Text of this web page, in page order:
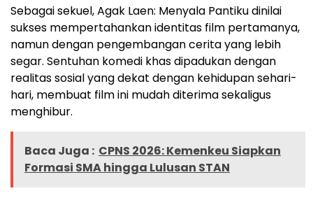
Sebagai sekuel, Agak Laen: Menyala Pantiku dinilai
sukses mempertahankan identitas film pertamanya,
namun dengan pengembangan cerita yang lebih
segar. Sentuhan komedi khas dipadukan dengan
realitas sosial yang dekat dengan kehidupan sehari-
hari, membuat film ini mudah diterima sekaligus
menghibur.
Baca Juga : CPNS 2026: Kemenkeu Siapkan
Formasi SMA hingga Lulusan STAN